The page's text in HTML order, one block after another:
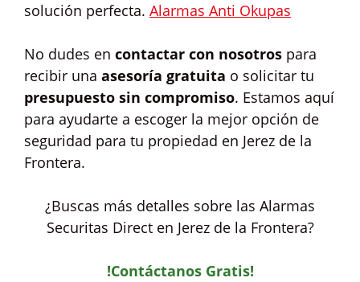
solución perfecta. Alarmas Anti Okupas
No dudes en contactar con nosotros para
recibir una asesoría gratuita o solicitar tu
presupuesto sin compromiso. Estamos aquí
para ayudarte a escoger la mejor opción de
seguridad para tu propiedad en Jerez de la
Frontera.
¿Buscas más detalles sobre las Alarmas
Securitas Direct en Jerez de la Frontera?
!Contáctanos Gratis!